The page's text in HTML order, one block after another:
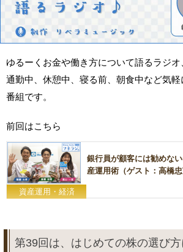
ゆるーくお金や働き方について語るラジオ
通勤中、休憩中、寝る前、朝食中など気
番組です。
前回はこちら
銀行員が顧客には勧めな
産運用術（ゲスト：高橋
資産運用・経済
第39回は、はじめての株の選び